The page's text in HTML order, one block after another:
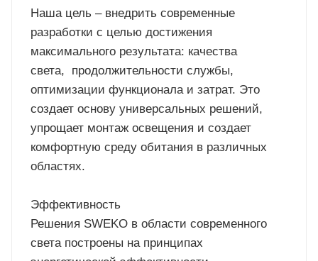
Наша цель – внедрить современные
разработки с целью достижения
максимального результата: качества
света, продолжительности службы,
оптимизации функционала и затрат. Это
создает основу универсальных решений,
упрощает монтаж освещения и создает
комфортную среду обитания в различных
областях.
Эффективность
Решения SWEKO в области современного
света построены на принципах